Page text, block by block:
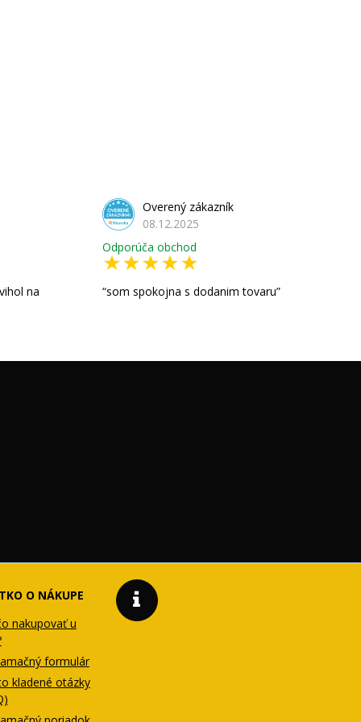
na
Overený zákazník
08.12.2025
Odporúča obchod
som spokojna s dodanim tovaru
O NÁKUPE
nakupovať u
formulár
kladené otázky